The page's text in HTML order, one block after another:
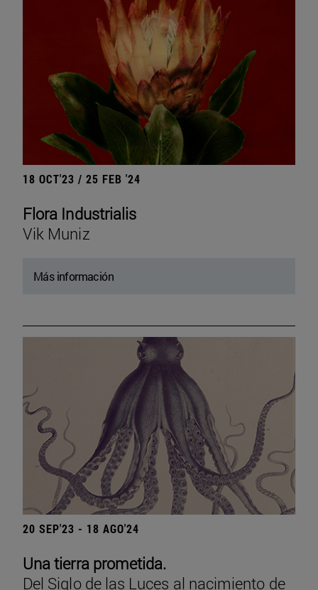
18 OCT'23 / 25 FEB '24
Flora Industrialis
Vik Muniz
Más información
20 SEP'23 - 18 AGO'24
Una tierra prometida.
Del Siglo de las Luces al nacimiento de